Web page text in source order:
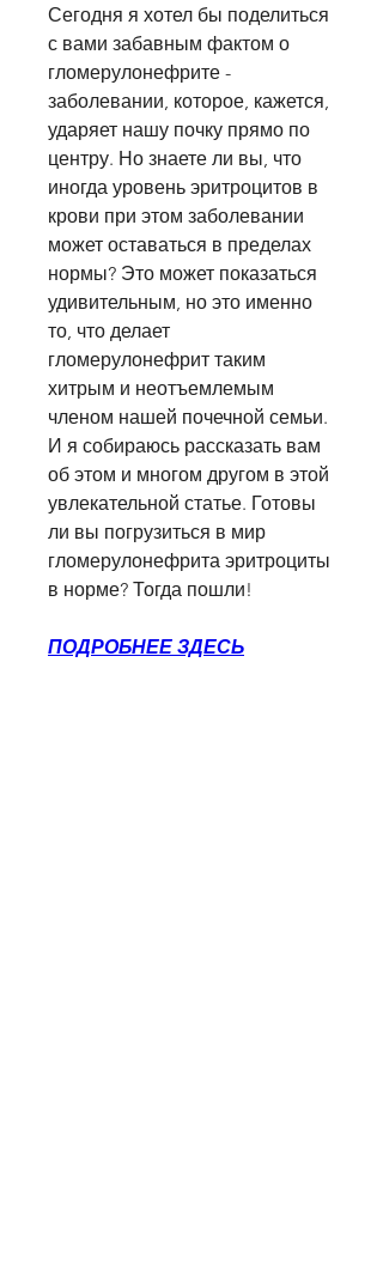
Сегодня я хотел бы поделиться
с вами забавным фактом о
гломерулонефрите -
заболевании, которое, кажется,
ударяет нашу почку прямо по
центру. Но знаете ли вы, что
иногда уровень эритроцитов в
крови при этом заболевании
может оставаться в пределах
нормы? Это может показаться
удивительным, но это именно
то, что делает
гломерулонефрит таким
хитрым и неотъемлемым
членом нашей почечной семьи.
И я собираюсь рассказать вам
об этом и многом другом в этой
увлекательной статье. Готовы
ли вы погрузиться в мир
гломерулонефрита эритроциты
в норме? Тогда пошли!
ПОДРОБНЕЕ ЗДЕСЬ